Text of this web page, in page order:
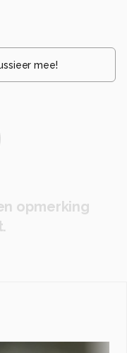
mee!
opmerking